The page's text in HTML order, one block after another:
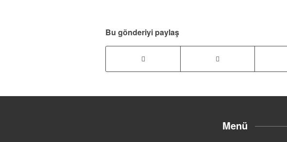
Bu gönderiyi paylaş
Menü